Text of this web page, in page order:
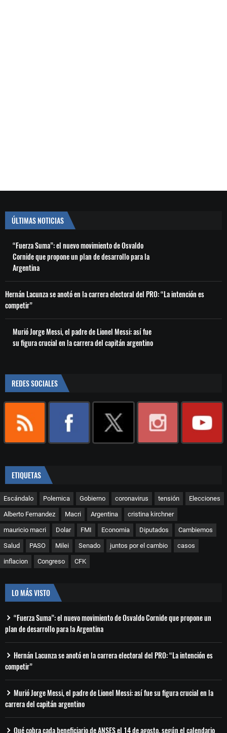
ÚLTIMAS NOTICIAS
“Fuerza Suma”: el nuevo movimiento de Osvaldo
Cornide que propone un plan de desarrollo para la
Argentina
Hernán Lacunza se anotó en la carrera electoral del PRO: “La intención es
competir”
Murió Jorge Messi, el padre de Lionel Messi: así fue
su figura crucial en la carrera del capitán argentino
REDES SOCIALES
ETIQUETAS
Escándalo Polemica Gobierno coronavirus tensión Elecciones
Alberto Fernandez Macri Argentina cristina kirchner
mauricio macri Dolar FMI Economia Diputados Cambiemos
Salud PASO Milei Senado juntos por el cambio casos
inflacion Congreso CFK
LO MÁS VISTO
“Fuerza Suma”: el nuevo movimiento de Osvaldo Cornide que propone un
plan de desarrollo para la Argentina
Hernán Lacunza se anotó en la carrera electoral del PRO: “La intención es
competir”
Murió Jorge Messi, el padre de Lionel Messi: así fue su figura crucial en la
carrera del capitán argentino
Qué cobra cada beneficiario de ANSES el 14 de agosto, según el calendario